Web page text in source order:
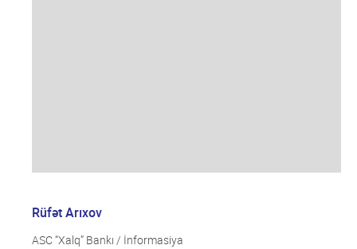
Rüfət Arıxov
ASC “Xalq” Bankı / İnformasiya